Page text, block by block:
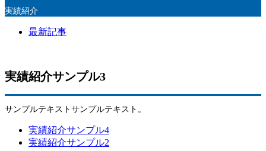
実績紹介
最新記事
実績紹介サンプル3
サンプルテキストサンプルテキスト。
実績紹介サンプル4
実績紹介サンプル2